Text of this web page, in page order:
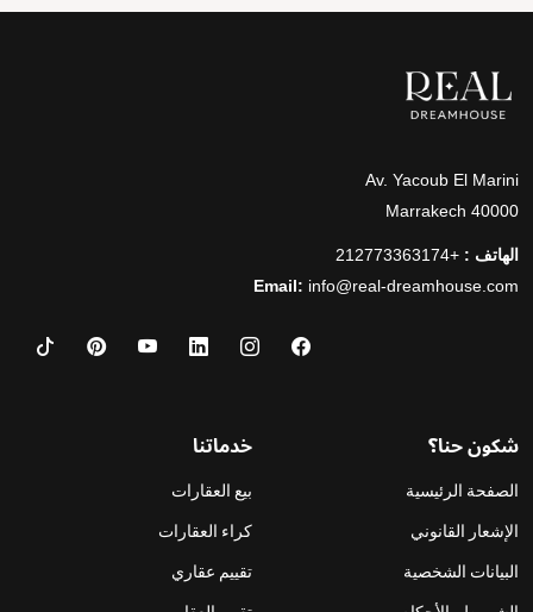
Av. Yacoub El Marini
40000 Marrakech
الهاتف : +212773363174
Email: info@real-dreamhouse.com
شكون حنا؟
الصفحة الرئيسية
الإشعار القانوني
البيانات الشخصية
خدماتنا
بيع العقارات
كراء العقارات
تقييم عقاري